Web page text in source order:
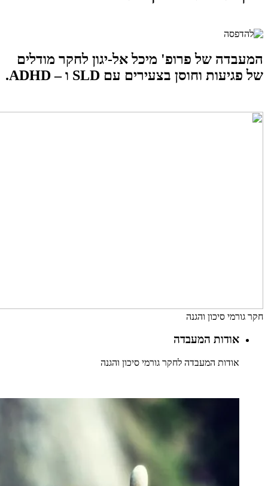
המעבדה של פרופ' מיכל אל-יגון לחקר מודלים
של פגיעות וחוסן בצעירים עם SLD ו – ADHD.
חקר גורמי סיכון והגנה
אודות המעבדה
אודות המעבדה לחקר גורמי סיכון והגנה